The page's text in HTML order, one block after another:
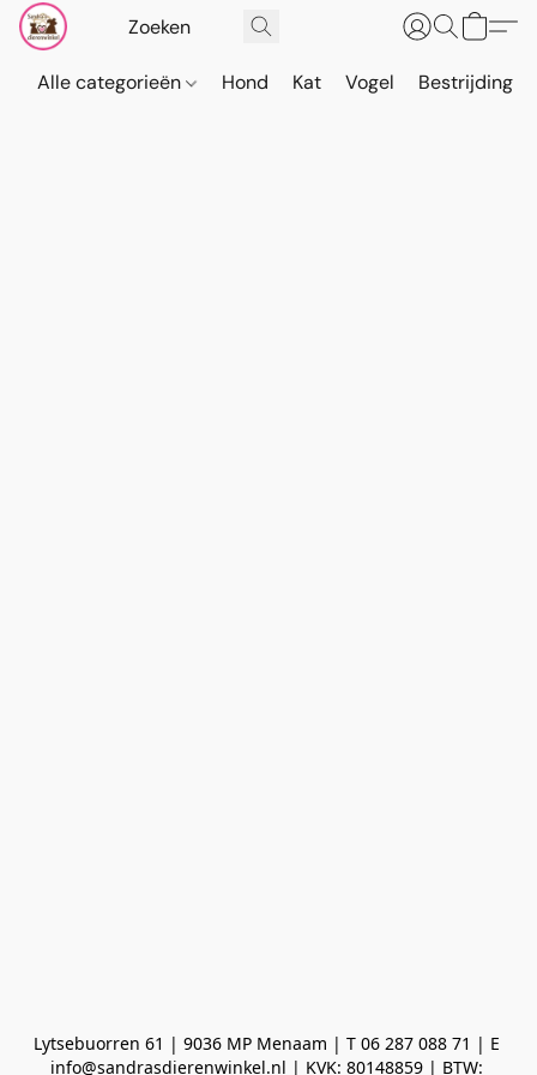
Alle categorieën Hond Kat Vogel Bestrijding
Lytsebuorren 61 | 9036 MP Menaam | T 06 287 088 71 | E
info@sandrasdierenwinkel.nl | KVK: 80148859 | BTW: